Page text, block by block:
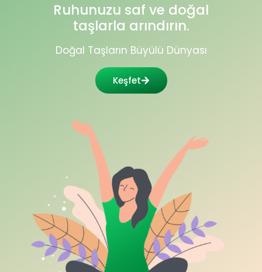
Ruhunuzu saf ve doğal
taşlarla arındırın.
Doğal Taşların Büyülü Dünyası
Keşfet